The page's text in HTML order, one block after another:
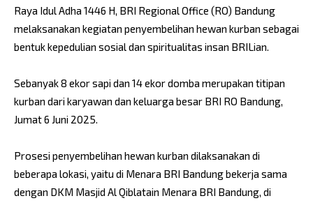
Raya Idul Adha 1446 H, BRI Regional Office (RO) Bandung
melaksanakan kegiatan penyembelihan hewan kurban sebagai
bentuk kepedulian sosial dan spiritualitas insan BRILian.
Sebanyak 8 ekor sapi dan 14 ekor domba merupakan titipan
kurban dari karyawan dan keluarga besar BRI RO Bandung,
Jumat 6 Juni 2025.
Prosesi penyembelihan hewan kurban dilaksanakan di
beberapa lokasi, yaitu di Menara BRI Bandung bekerja sama
dengan DKM Masjid Al Qiblatain Menara BRI Bandung, di